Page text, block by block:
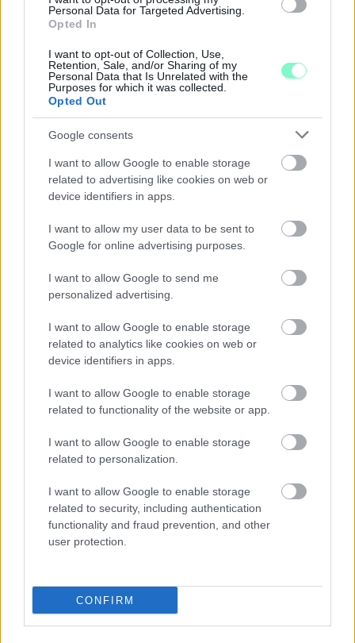
Personal Data for Targeted Advertising.
Opted In
I want to opt-out of Collection, Use,
Retention, Sale, and/or Sharing of my
Personal Data that Is Unrelated with the
Purposes for which it was collected.
Opted Out
Google consents
I want to allow Google to enable storage
related to advertising like cookies on web or
device identifiers in apps.
I want to allow my user data to be sent to
Google for online advertising purposes.
I want to allow Google to send me
personalized advertising.
I want to allow Google to enable storage
related to analytics like cookies on web or
device identifiers in apps.
I want to allow Google to enable storage
related to functionality of the website or app.
I want to allow Google to enable storage
related to personalization.
I want to allow Google to enable storage
related to security, including authentication
functionality and fraud prevention, and other
user protection.
CONFIRM
INFLÁCIÓ MAGYARORSZÁGON
összevetésben a fogyasztói árak, miközben az élelmiszerek ára
már csökkent.
A BAROKK ÖSSZES ÁRNYALATA ÉS MÉG EGY SOR
KIVÁLÓ PROGRAM VÁR MINDENKIT EZEN A HÉTVÉGÉN
Középpontban a hagyományőrzés, de lesz Pogány Induló és
Majka koncert, jóga szeánsz, “borhajózás” és egy csomó minden